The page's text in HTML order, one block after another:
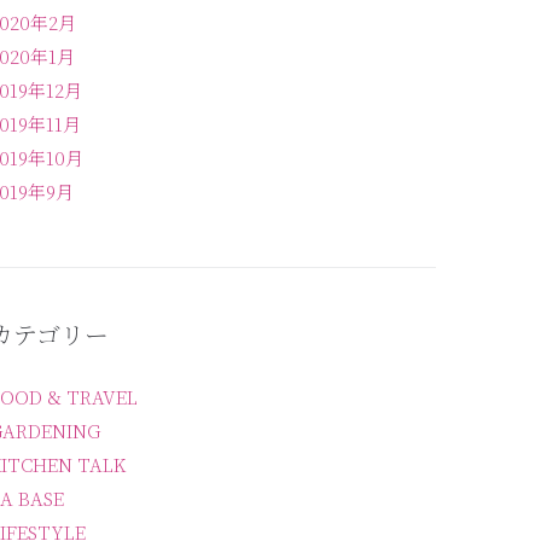
年2月
年1月
年12月
年11月
年10月
年9月
テゴリー
& TRAVEL
TALK
BASE